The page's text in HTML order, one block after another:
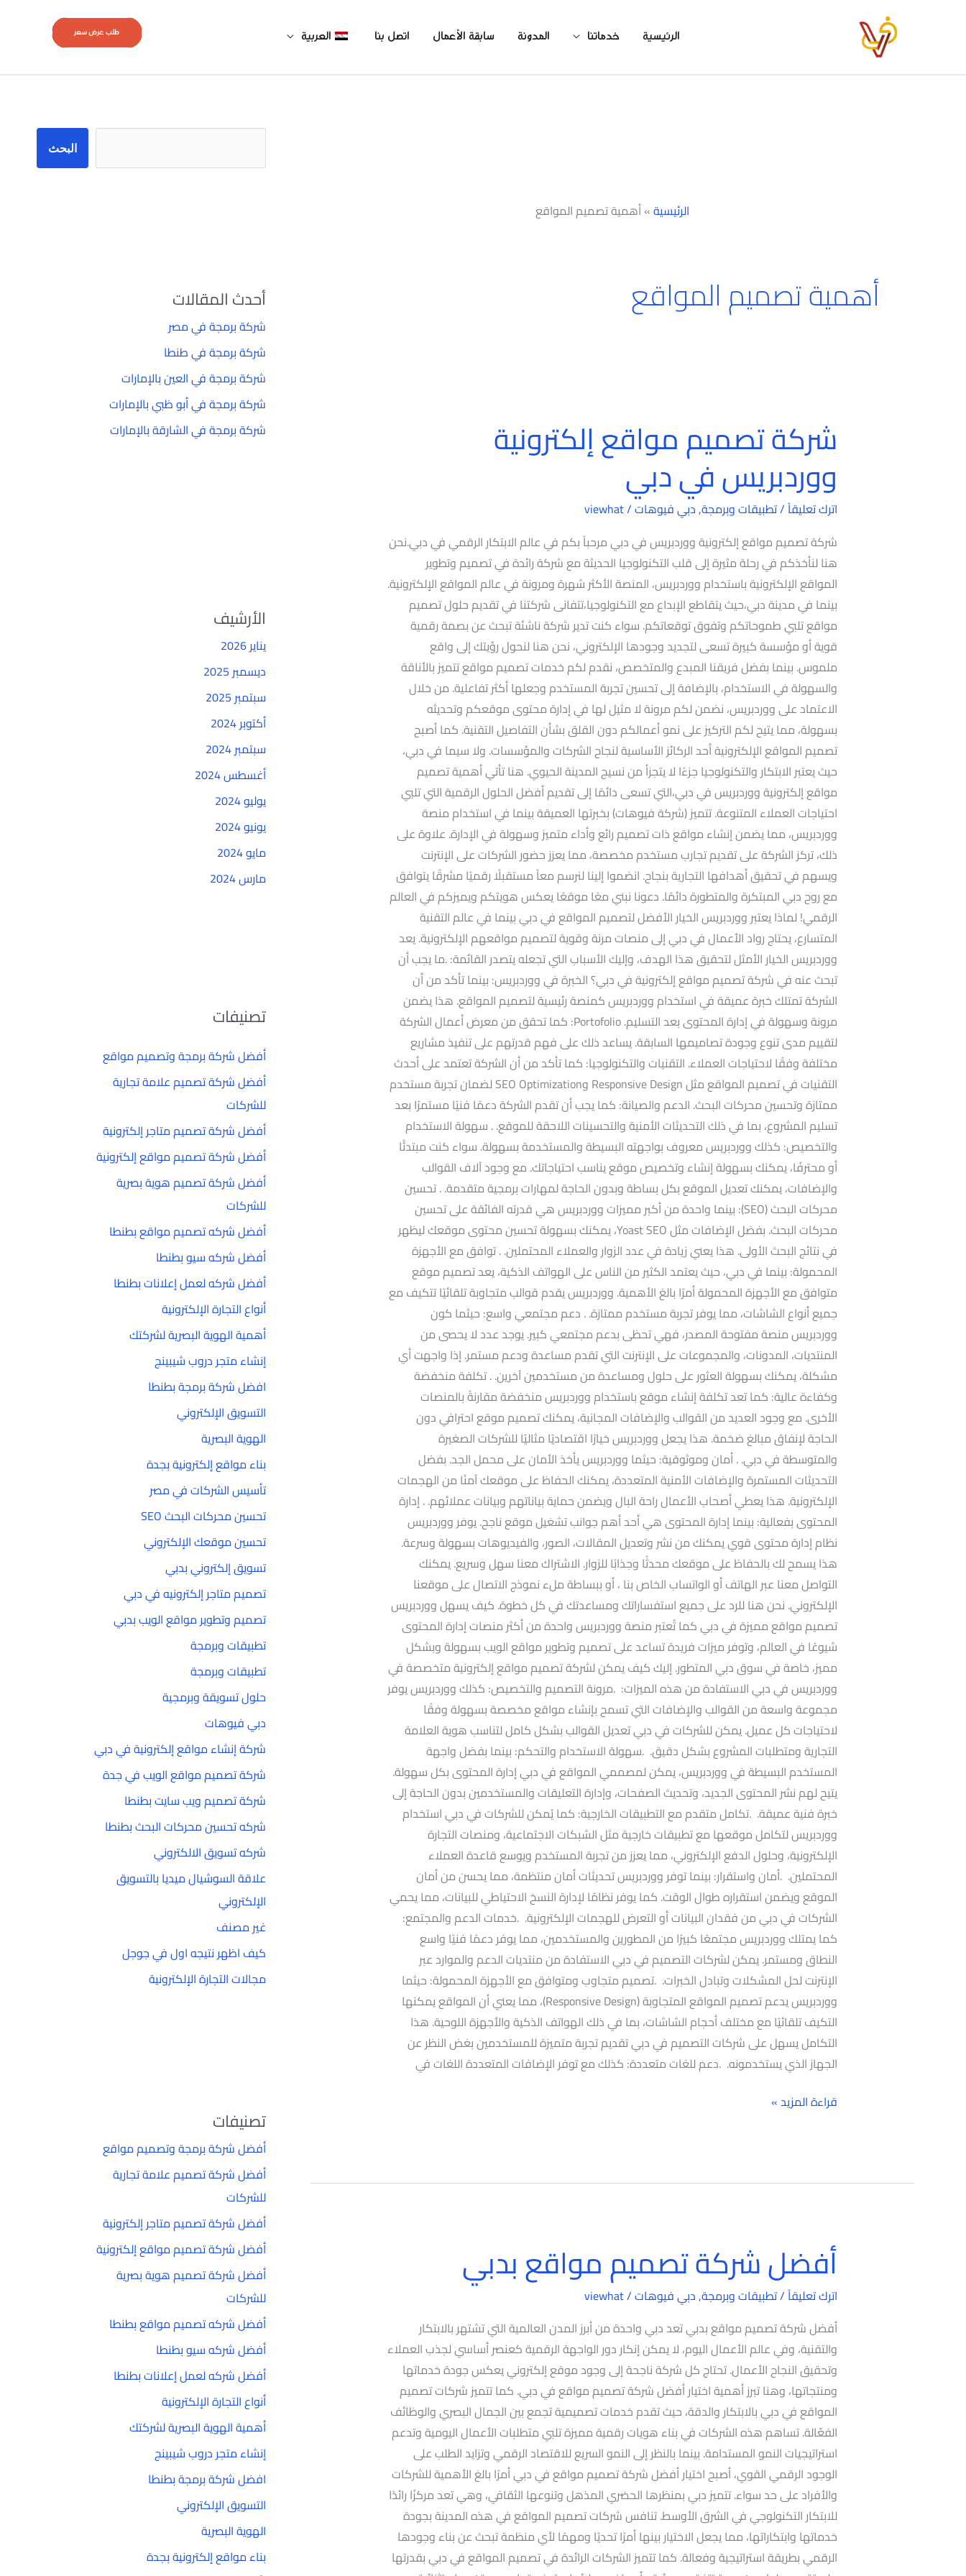
الرئيسية خدماتنا المدونة سابقة الأعمال اتصل بنا العربية طلب عرض سعر
الرئيسية»أهمية تصميم المواقع
أهمية تصميم المواقع
شركة تصميم مواقع إلكترونية
ووردبريس في دبي
اترك تعليقاً/تطبيقات وبرمجة,دبي فيوهات/
viewhat
شركة تصميم مواقع إلكترونية ووردبريس في دبي مرحباً بكم في عالم الابتكار الرقمي في دبي.نحن
هنا لنأخذكم في رحلة مثيرة إلى قلب التكنولوجيا الحديثة مع شركة رائدة في تصميم وتطوير
المواقع الإلكترونية باستخدام ووردبريس، المنصة الأكثر شهرة ومرونة في عالم المواقع الإلكترونية.
بينما في مدينة دبي،حيث يتقاطع الإبداع مع التكنولوجيا،تتفانى شركتنا في تقديم حلول تصميم
مواقع تلبي طموحاتكم وتفوق توقعاتكم. سواء كنت تدير شركة ناشئة تبحث عن بصمة رقمية
قوية أو مؤسسة كبيرة تسعى لتجديد وجودها الإلكتروني، نحن هنا لنحول رؤيتك إلى واقع
ملموس. بينما بفضل فريقنا المبدع والمتخصص، نقدم لكم خدمات تصميم مواقع تتميز بالأناقة
والسهولة في الاستخدام، بالإضافة إلى تحسين تجربة المستخدم وجعلها أكثر تفاعلية. من خلال
الاعتماد على ووردبريس، نضمن لكم مرونة لا مثيل لها في إدارة محتوى موقعكم وتحديثه
بسهولة، مما يتيح لكم التركيز على نمو أعمالكم دون القلق بشأن التفاصيل التقنية. كما أصبح
تصميم المواقع الإلكترونية أحد الركائز الأساسية لنجاح الشركات والمؤسسات. ولا سيما في دبي،
حيث يعتبر الابتكار والتكنولوجيا جزءًا لا يتجزأ من نسيج المدينة الحيوي. هنا تأتي أهمية تصميم
مواقع إلكترونية ووردبريس في دبي،التي تسعى دائمًا إلى تقديم أفضل الحلول الرقمية التي تلبي
احتياجات العملاء المتنوعة. تتميز (شركة فيوهات) بخبرتها العميقة بينما في استخدام منصة
ووردبريس، مما يضمن إنشاء مواقع ذات تصميم رائع وأداء متميز وسهولة في الإدارة. علاوة على
ذلك، تركز الشركة على تقديم تجارب مستخدم مخصصة، مما يعزز حضور الشركات على الإنترنت
ويسهم في تحقيق أهدافها التجارية بنجاح. انضموا إلينا لنرسم معاً مستقبلًا رقميًا مشرقًا يتوافق
مع روح دبي المبتكرة والمتطورة دائمًا. دعونا نبني معًا موقعًا يعكس هويتكم ويميزكم في العالم
الرقمي! لماذا يعتبر ووردبريس الخيار الأفضل لتصميم المواقع في دبي بينما في عالم التقنية
المتسارع، يحتاج رواد الأعمال في دبي إلى منصات مرنة وقوية لتصميم مواقعهم الإلكترونية. يعد
ووردبريس الخيار الأمثل لتحقيق هذا الهدف، وإليك الأسباب التي تجعله يتصدر القائمة: .ما يجب أن
تبحث عنه في شركة تصميم مواقع إلكترونية في دبي؟ الخبرة في ووردبريس: بينما تأكد من أن
الشركة تمتلك خبرة عميقة في استخدام ووردبريس كمنصة رئيسية لتصميم المواقع. هذا يضمن
مرونة وسهولة في إدارة المحتوى بعد التسليم. Portofolio: كما تحقق من معرض أعمال الشركة
لتقييم مدى تنوع وجودة تصاميمها السابقة. يساعد ذلك على فهم قدرتهم على تنفيذ مشاريع
مختلفة وفقًا لاحتياجات العملاء. التقنيات والتكنولوجيا: كما تأكد من أن الشركة تعتمد على أحدث
التقنيات في تصميم المواقع مثل Responsive Design وSEO Optimization لضمان تجربة مستخدم
ممتازة وتحسين محركات البحث. الدعم والصيانة: كما يجب أن تقدم الشركة دعمًا فنيًا مستمرًا بعد
تسليم المشروع، بما في ذلك التحديثات الأمنية والتحسينات اللاحقة للموقع. . سهولة الاستخدام
والتخصيص: كذلك ووردبريس معروف بواجهته البسيطة والمستخدمة بسهولة. سواء كنت مبتدئًا
أو محترفًا، يمكنك بسهولة إنشاء وتخصيص موقع يناسب احتياجاتك. مع وجود آلاف القوالب
والإضافات، يمكنك تعديل الموقع بكل بساطة وبدون الحاجة لمهارات برمجية متقدمة. . تحسين
محركات البحث (SEO): بينما واحدة من أكبر مميزات ووردبريس هي قدرته الفائقة على تحسين
محركات البحث. بفضل الإضافات مثل Yoast SEO، يمكنك بسهولة تحسين محتوى موقعك ليظهر
في نتائج البحث الأولى. هذا يعني زيادة في عدد الزوار والعملاء المحتملين. . توافق مع الأجهزة
المحمولة: بينما في دبي، حيث يعتمد الكثير من الناس على الهواتف الذكية، يعد تصميم موقع
متوافق مع الأجهزة المحمولة أمرًا بالغ الأهمية. ووردبريس يقدم قوالب متجاوبة تلقائيًا تتكيف مع
جميع أنواع الشاشات، مما يوفر تجربة مستخدم ممتازة. . دعم مجتمعي واسع: حيثما كون
ووردبريس منصة مفتوحة المصدر، فهي تحظى بدعم مجتمعي كبير. يوجد عدد لا يحصى من
المنتديات، المدونات، والمجموعات على الإنترنت التي تقدم مساعدة ودعم مستمر. إذا واجهت أي
مشكلة، يمكنك بسهولة العثور على حلول ومساعدة من مستخدمين آخرين. . تكلفة منخفضة
وكفاءة عالية: كما تعد تكلفة إنشاء موقع باستخدام ووردبريس منخفضة مقارنةً بالمنصات
الأخرى. مع وجود العديد من القوالب والإضافات المجانية، يمكنك تصميم موقع احترافي دون
الحاجة لإنفاق مبالغ ضخمة. هذا يجعل ووردبريس خيارًا اقتصاديًا مثاليًا للشركات الصغيرة
والمتوسطة في دبي. . أمان وموثوقية: حيثما ووردبريس يأخذ الأمان على محمل الجد. بفضل
التحديثات المستمرة والإضافات الأمنية المتعددة، يمكنك الحفاظ على موقعك آمنًا من الهجمات
الإلكترونية. هذا يعطي أصحاب الأعمال راحة البال ويضمن حماية بياناتهم وبيانات عملائهم. . إدارة
المحتوى بفعالية: بينما إدارة المحتوى هي أحد أهم جوانب تشغيل موقع ناجح. يوفر ووردبريس
نظام إدارة محتوى قوي يمكنك من نشر وتعديل المقالات، الصور، والفيديوهات بسهولة وسرعة.
هذا يسمح لك بالحفاظ على موقعك محدثًا وجذابًا للزوار. الاشتراك معنا سهل وسريع. يمكنك
التواصل معنا عبر الهاتف أو الواتساب الخاص بنا ، أو ببساطة ملء نموذج الاتصال على موقعنا
الإلكتروني. نحن هنا للرد على جميع استفساراتك ومساعدتك في كل خطوة. كيف يسهل ووردبريس
تصميم مواقع مميزة في دبي كما تُعتبر منصة ووردبريس واحدة من أكثر منصات إدارة المحتوى
شيوعًا في العالم، وتوفر ميزات فريدة تساعد على تصميم وتطوير مواقع الويب بسهولة وبشكل
مميز، خاصة في سوق دبي المتطور. إليك كيف يمكن لشركة تصميم مواقع إلكترونية متخصصة في
ووردبريس في دبي الاستفادة من هذه الميزات: .مرونة التصميم والتخصيص: كذلك ووردبريس يوفر
مجموعة واسعة من القوالب والإضافات التي تسمح بإنشاء مواقع مخصصة بسهولة وفقًا
لاحتياجات كل عميل. يمكن للشركات في دبي تعديل القوالب بشكل كامل لتناسب هوية العلامة
التجارية ومتطلبات المشروع بشكل دقيق. .سهولة الاستخدام والتحكم: بينما بفضل واجهة
المستخدم البسيطة في ووردبريس، يمكن لمصممي المواقع في دبي إدارة المحتوى بكل سهولة.
يتيح لهم نشر المحتوى الجديد، وتحديث الصفحات، وإدارة التعليقات والمستخدمين بدون الحاجة إلى
خبرة فنية عميقة. .تكامل متقدم مع التطبيقات الخارجية: كما يُمكن للشركات في دبي استخدام
ووردبريس لتكامل موقعها مع تطبيقات خارجية مثل الشبكات الاجتماعية، ومنصات التجارة
الإلكترونية، وحلول الدفع الإلكتروني، مما يعزز من تجربة المستخدم ويوسع قاعدة العملاء
المحتملين. .أمان واستقرار: بينما توفر ووردبريس تحديثات أمان منتظمة، مما يحسن من أمان
الموقع ويضمن استقراره طوال الوقت. كما يوفر نظامًا لإدارة النسخ الاحتياطي للبيانات، مما يحمي
الشركات في دبي من فقدان البيانات أو التعرض للهجمات الإلكترونية. .خدمات الدعم والمجتمع:
كما يمتلك ووردبريس مجتمعًا كبيرًا من المطورين والمستخدمين، مما يوفر دعمًا فنيًا واسع
النطاق ومستمر. يمكن لشركات التصميم في دبي الاستفادة من منتديات الدعم والموارد عبر
الإنترنت لحل المشكلات وتبادل الخبرات. .تصميم متجاوب ومتوافق مع الأجهزة المحمولة: حيثما
ووردبريس يدعم تصميم المواقع المتجاوبة (Responsive Design)، مما يعني أن المواقع يمكنها
التكيف تلقائيًا مع مختلف أحجام الشاشات، بما في ذلك الهواتف الذكية والأجهزة اللوحية. هذا
التكامل يسهل على شركات التصميم في دبي تقديم تجربة متميزة للمستخدمين بغض النظر عن
الجهاز الذي يستخدمونه. .دعم للغات متعددة: كذلك مع توفر الإضافات المتعددة اللغات في
شركة
تصميم
مواقع
إلكترونية
ووردبريس
في
دبي
قراءة المزيد »
أفضل شركة تصميم مواقع بدبي
اترك تعليقاً/تطبيقات وبرمجة,دبي فيوهات/
viewhat
أفضل شركة تصميم مواقع بدبي تعد دبي واحدة من أبرز المدن العالمية التي تشتهر بالابتكار
والتقنية، وفي عالم الأعمال اليوم، لا يمكن إنكار دور الواجهة الرقمية كعنصر أساسي لجذب العملاء
وتحقيق النجاح الأعمال. تحتاج كل شركة ناجحة إلى وجود موقع إلكتروني يعكس جودة خدماتها
ومنتجاتها، وهنا تبرز أهمية اختيار أفضل شركة تصميم مواقع في دبي. كما تتميز شركات تصميم
المواقع في دبي بالابتكار والدقة، حيث تقدم خدمات تصميمية تجمع بين الجمال البصري والوظائف
الفعّالة. تساهم هذه الشركات في بناء هويات رقمية مميزة تلبي متطلبات الأعمال اليومية وتدعم
استراتيجيات النمو المستدامة. بينما بالنظر إلى النمو السريع للاقتصاد الرقمي وتزايد الطلب على
الوجود الرقمي القوي، أصبح اختيار أفضل شركة تصميم مواقع في دبي أمرًا بالغ الأهمية للشركات
والأفراد على حد سواء. تتميز دبي بمنظرها الحضري المذهل وتنوعها الثقافي، وهي تعد مركزًا رائدًا
للابتكار التكنولوجي في الشرق الأوسط. تنافس شركات تصميم المواقع في هذه المدينة بجودة
خدماتها وابتكاراتها، مما يجعل الاختيار بينها أمرًا تحديًا ومهمًا لأي منظمة تبحث عن بناء وجودها
الرقمي بطريقة استراتيجية وفعالة. كما تتميز الشركات الرائدة في تصميم المواقع في دبي بقدرتها
أفضل
شركة
تصميم
مواقع
بدبي
البحث
أحدث المقالات
شركة برمجة في مصر
شركة برمجة في طنطا
شركة برمجة في العين بالإمارات
شركة برمجة في أبو ظبي بالإمارات
شركة برمجة في الشارقة بالإمارات
الأرشيف
يناير 2026
ديسمبر 2025
سبتمبر 2025
أكتوبر 2024
سبتمبر 2024
أغسطس 2024
يوليو 2024
يونيو 2024
مايو 2024
مارس 2024
تصنيفات
أفضل شركة برمجة وتصميم مواقع
أفضل شركة تصميم علامة تجارية
للشركات
أفضل شركة تصميم متاجر إلكترونية
أفضل شركة تصميم مواقع إلكترونية
أفضل شركة تصميم هوية بصرية
للشركات
أفضل شركه تصميم مواقع بطنطا
أفضل شركه سيو بطنطا
أفضل شركه لعمل إعلانات بطنطا
أنواع التجارة الإلكترونية
أهمية الهوية البصرية لشركتك
إنشاء متجر دروب شيبينج
افضل شركة برمجة بطنطا
التسويق الإلكتروني
الهوية البصرية
بناء مواقع إلكترونية بجدة
تأسيس الشركات في مصر
تحسين محركات البحث SEO
تحسين موقعك الإلكتروني
تسويق إلكتروني بدبي
تصميم متاجر إلكترونيه في دبي
تصميم وتطوير مواقع الويب بدبي
تطبيقات وبرمجة
تطبيقات وبرمجة
حلول تسويقة وبرمجية
دبي فيوهات
شركة إنشاء مواقع إلكترونية في دبي
شركة تصميم مواقع الويب في جدة
شركة تصميم ويب سايت بطنطا
شركه تحسين محركات البحث بطنطا
شركه تسويق الالكتروني
علاقة السوشيال ميديا بالتسويق
الإلكتروني
غير مصنف
كيف اظهر نتيجه اول في جوجل
مجالات التجارة الإلكترونية
تصنيفات
أفضل شركة برمجة وتصميم مواقع
أفضل شركة تصميم علامة تجارية
للشركات
أفضل شركة تصميم متاجر إلكترونية
أفضل شركة تصميم مواقع إلكترونية
أفضل شركة تصميم هوية بصرية
للشركات
أفضل شركه تصميم مواقع بطنطا
أفضل شركه سيو بطنطا
أفضل شركه لعمل إعلانات بطنطا
أنواع التجارة الإلكترونية
أهمية الهوية البصرية لشركتك
إنشاء متجر دروب شيبينج
افضل شركة برمجة بطنطا
التسويق الإلكتروني
الهوية البصرية
بناء مواقع إلكترونية بجدة